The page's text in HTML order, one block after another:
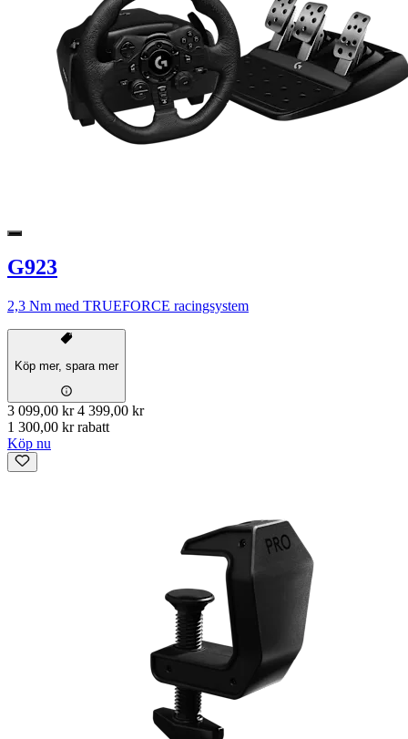
G923
2,3 Nm med TRUEFORCE racingsystem
Köp mer, spara mer
3 099,00 kr 4 399,00 kr
1 300,00 kr rabatt
Köp nu